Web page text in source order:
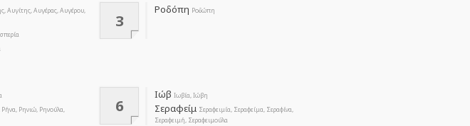
Αυγίτης, Αυγέρας, Αυγέρου,
3
Ροδόπη Ροδώπη
Ρήνα, Ρηνιώ, Ρηνούλα,
6
Ιώβ Ιωβία, Ιώβη
Σεραφείμ Σεραφειμία, Σεραφείμα, Σεραφίνα,
Σεραφειμή, Σεραφειμούλα